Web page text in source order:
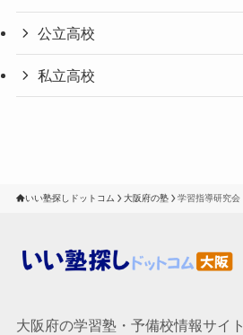
公立高校
私立高校
いい塾探しドットコム 大阪府の塾 学習指導研究会
大阪府の学習塾・予備校情報サイト